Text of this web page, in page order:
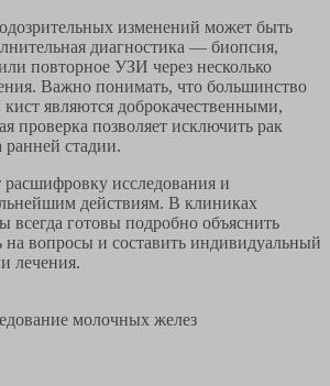
изменений может быть
диагностика — биопсия,
повторное УЗИ через несколько
Важно понимать, что большинство
являются доброкачественными,
проверка позволяет исключить рак
стадии.
исследования и
действиям. В клиниках
всегда готовы подробно объяснить
на вопросы и составить индивидуальный
лечения.
молочных желез